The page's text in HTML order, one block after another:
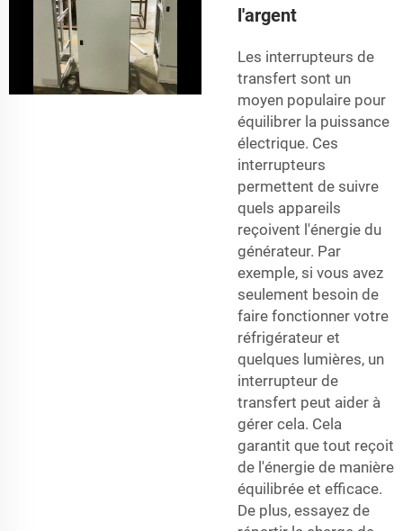
l'argent
Les interrupteurs de
transfert sont un
moyen populaire pour
équilibrer la puissance
électrique. Ces
interrupteurs
permettent de suivre
quels appareils
reçoivent l'énergie du
générateur. Par
exemple, si vous avez
seulement besoin de
faire fonctionner votre
réfrigérateur et
quelques lumières, un
interrupteur de
transfert peut aider à
gérer cela. Cela
garantit que tout reçoit
de l'énergie de manière
équilibrée et efficace.
De plus, essayez de